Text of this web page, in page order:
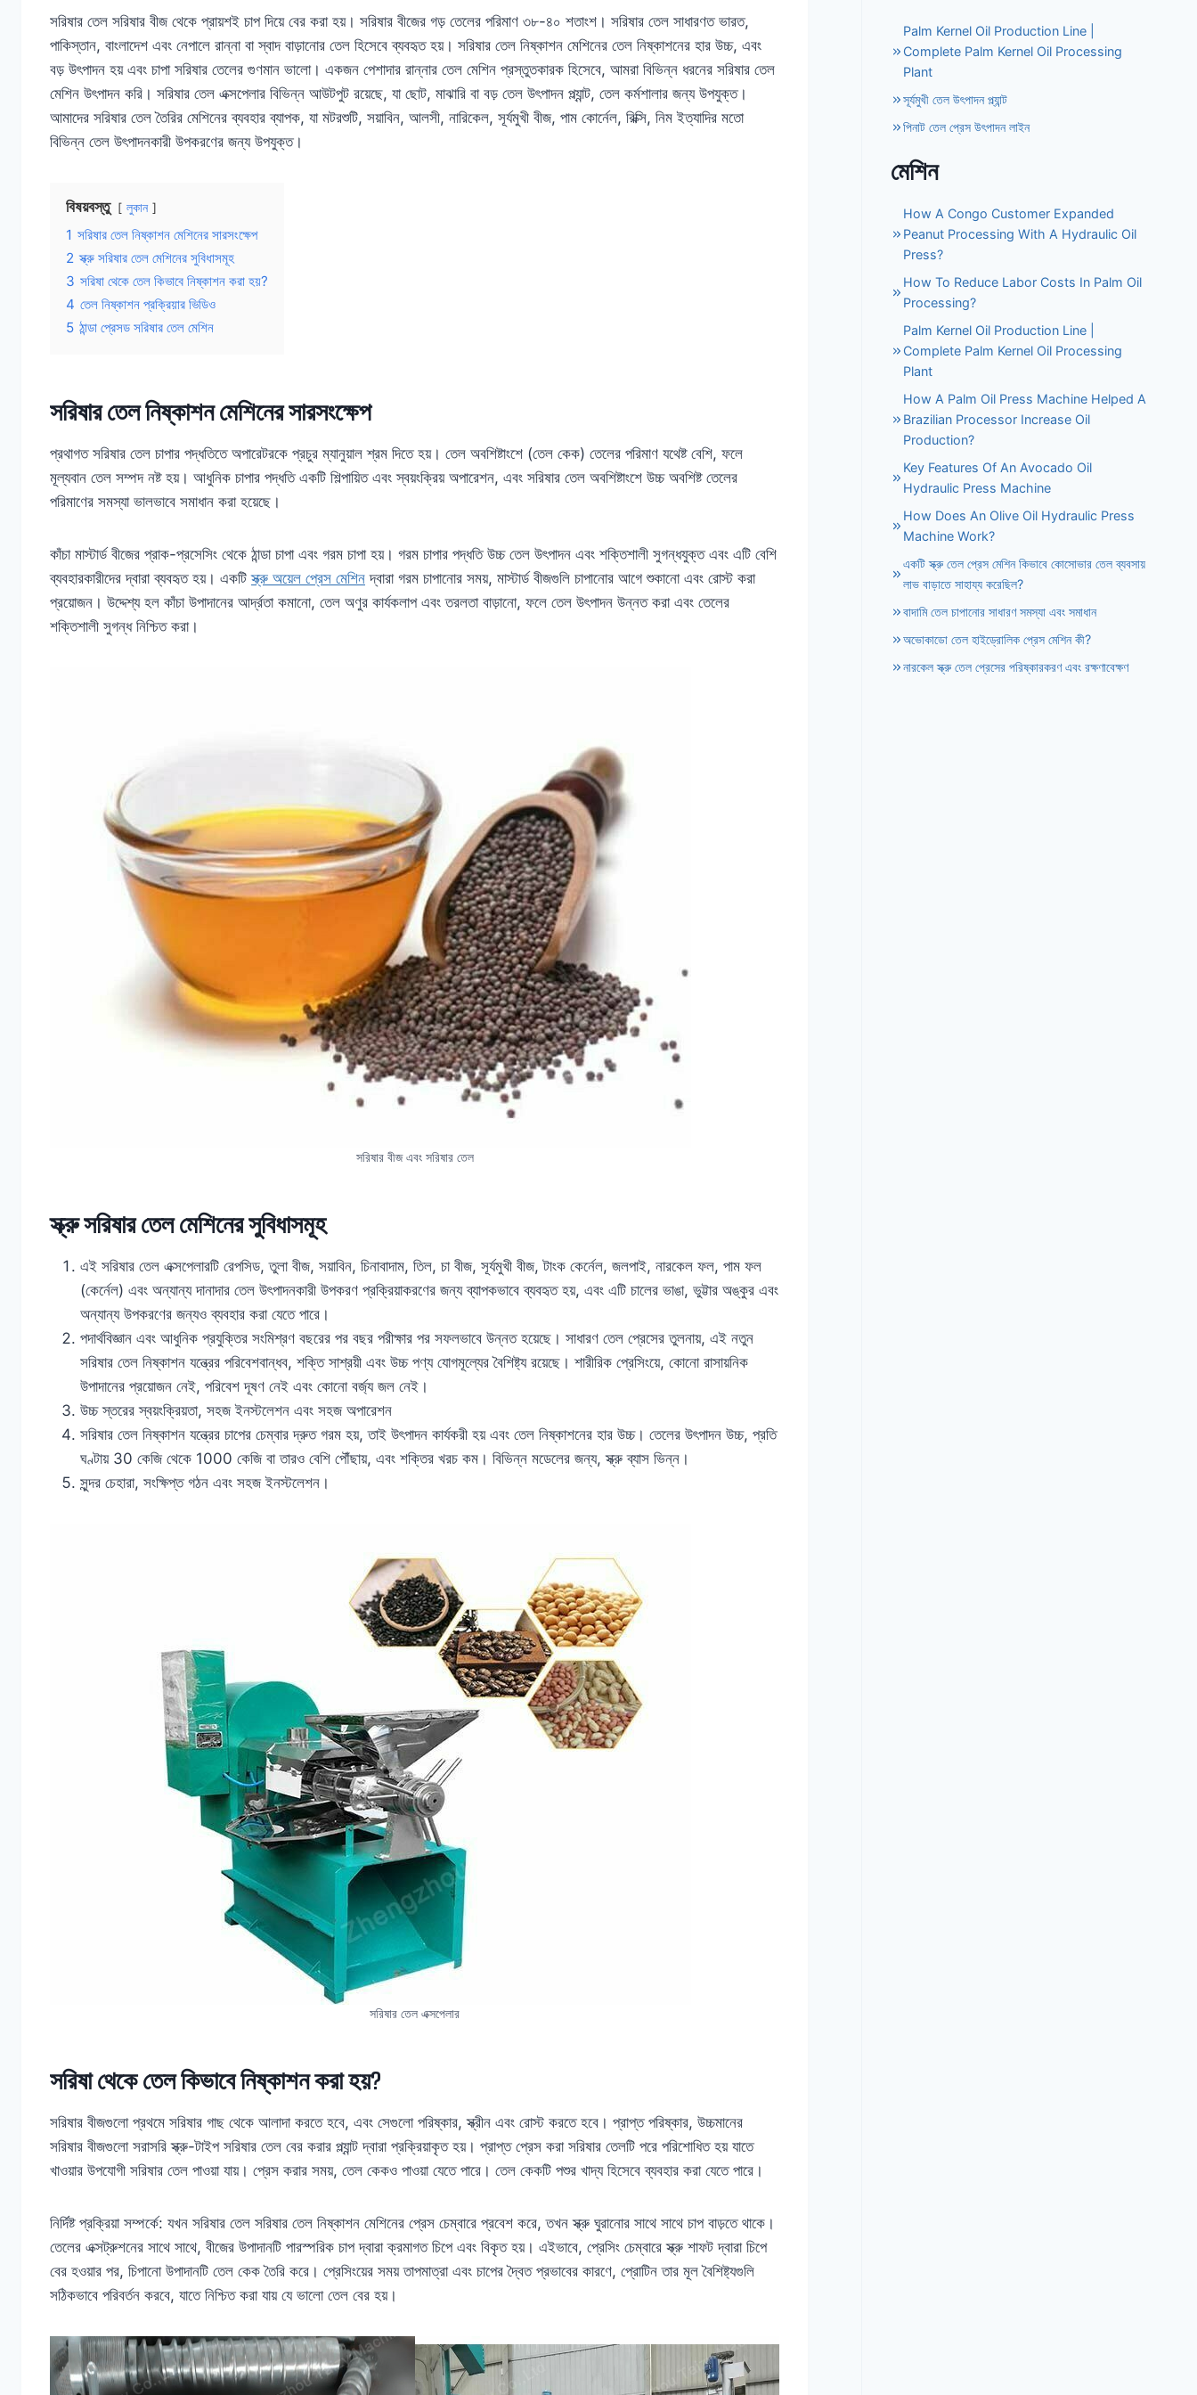
সরিষার তেল সরিষার বীজ থেকে প্রায়শই চাপ দিয়ে বের করা হয়। সরিষার বীজের গড় তেলের পরিমাণ ৩৮-৪০ শতাংশ। সরিষার তেল সাধারণত ভারত,
পাকিস্তান, বাংলাদেশ এবং নেপালে রান্না বা স্বাদ বাড়ানোর তেল হিসেবে ব্যবহৃত হয়। সরিষার তেল নিষ্কাশন মেশিনের তেল নিষ্কাশনের হার উচ্চ, এবং
বড় উৎপাদন হয় এবং চাপা সরিষার তেলের গুণমান ভালো। একজন পেশাদার রান্নার তেল মেশিন প্রস্তুতকারক হিসেবে, আমরা বিভিন্ন ধরনের সরিষার তেল
মেশিন উৎপাদন করি। সরিষার তেল এক্সপেলার বিভিন্ন আউটপুট রয়েছে, যা ছোট, মাঝারি বা বড় তেল উৎপাদন প্ল্যান্ট, তেল কর্মশালার জন্য উপযুক্ত।
আমাদের সরিষার তেল তৈরির মেশিনের ব্যবহার ব্যাপক, যা মটরশুটি, সয়াবিন, আলসী, নারিকেল, সূর্যমুখী বীজ, পাম কোর্নেল, রিক্সি, নিম ইত্যাদির মতো
বিভিন্ন তেল উৎপাদনকারী উপকরণের জন্য উপযুক্ত।
বিষয়বস্তু লুকান
1 সরিষার তেল নিষ্কাশন মেশিনের সারসংক্ষেপ
2 স্ক্রু সরিষার তেল মেশিনের সুবিধাসমূহ
3 সরিষা থেকে তেল কিভাবে নিষ্কাশন করা হয়?
4 তেল নিষ্কাশন প্রক্রিয়ার ভিডিও
5 ঠান্ডা প্রেসড সরিষার তেল মেশিন
সরিষার তেল নিষ্কাশন মেশিনের সারসংক্ষেপ
প্রথাগত সরিষার তেল চাপার পদ্ধতিতে অপারেটরকে প্রচুর ম্যানুয়াল শ্রম দিতে হয়। তেল অবশিষ্টাংশে (তেল কেক) তেলের পরিমাণ যথেষ্ট বেশি, ফলে
মূল্যবান তেল সম্পদ নষ্ট হয়। আধুনিক চাপার পদ্ধতি একটি শিল্পায়িত এবং স্বয়ংক্রিয় অপারেশন, এবং সরিষার তেল অবশিষ্টাংশে উচ্চ অবশিষ্ট তেলের
পরিমাণের সমস্যা ভালভাবে সমাধান করা হয়েছে।
কাঁচা মাস্টার্ড বীজের প্রাক-প্রসেসিং থেকে ঠান্ডা চাপা এবং গরম চাপা হয়। গরম চাপার পদ্ধতি উচ্চ তেল উৎপাদন এবং শক্তিশালী সুগন্ধযুক্ত এবং এটি বেশি
ব্যবহারকারীদের দ্বারা ব্যবহৃত হয়। একটিস্ক্রু অয়েল প্রেস মেশিন দ্বারা গরম চাপানোর সময়, মাস্টার্ড বীজগুলি চাপানোর আগে শুকানো এবং রোস্ট করা
প্রয়োজন। উদ্দেশ্য হল কাঁচা উপাদানের আর্দ্রতা কমানো, তেল অণুর কার্যকলাপ এবং তরলতা বাড়ানো, ফলে তেল উৎপাদন উন্নত করা এবং তেলের
শক্তিশালী সুগন্ধ নিশ্চিত করা।
সরিষার বীজ এবং সরিষার তেল
স্ক্রু সরিষার তেল মেশিনের সুবিধাসমূহ
এই সরিষার তেল এক্সপেলারটি রেপসিড, তুলা বীজ, সয়াবিন, চিনাবাদাম, তিল, চা বীজ, সূর্যমুখী বীজ, টাংক কের্নেল, জলপাই, নারকেল ফল, পাম ফল
(কের্নেল) এবং অন্যান্য দানাদার তেল উৎপাদনকারী উপকরণ প্রক্রিয়াকরণের জন্য ব্যাপকভাবে ব্যবহৃত হয়, এবং এটি চালের ভাঙা, ভুট্টার অঙ্কুর এবং
অন্যান্য উপকরণের জন্যও ব্যবহার করা যেতে পারে।
পদার্থবিজ্ঞান এবং আধুনিক প্রযুক্তির সংমিশ্রণ বছরের পর বছর পরীক্ষার পর সফলভাবে উন্নত হয়েছে। সাধারণ তেল প্রেসের তুলনায়, এই নতুন
সরিষার তেল নিষ্কাশন যন্ত্রের পরিবেশবান্ধব, শক্তি সাশ্রয়ী এবং উচ্চ পণ্য যোগমূল্যের বৈশিষ্ট্য রয়েছে। শারীরিক প্রেসিংয়ে, কোনো রাসায়নিক
উপাদানের প্রয়োজন নেই, পরিবেশ দূষণ নেই এবং কোনো বর্জ্য জল নেই।
উচ্চ স্তরের স্বয়ংক্রিয়তা, সহজ ইনস্টলেশন এবং সহজ অপারেশন
সরিষার তেল নিষ্কাশন যন্ত্রের চাপের চেম্বার দ্রুত গরম হয়, তাই উৎপাদন কার্যকরী হয় এবং তেল নিষ্কাশনের হার উচ্চ। তেলের উৎপাদন উচ্চ, প্রতি
ঘণ্টায় 30 কেজি থেকে 1000 কেজি বা তারও বেশি পৌঁছায়, এবং শক্তির খরচ কম। বিভিন্ন মডেলের জন্য, স্ক্রু ব্যাস ভিন্ন।
সুন্দর চেহারা, সংক্ষিপ্ত গঠন এবং সহজ ইনস্টলেশন।
সরিষার তেল এক্সপেলার
সরিষা থেকে তেল কিভাবে নিষ্কাশন করা হয়?
সরিষার বীজগুলো প্রথমে সরিষার গাছ থেকে আলাদা করতে হবে, এবং সেগুলো পরিষ্কার, স্ক্রীন এবং রোস্ট করতে হবে। প্রাপ্ত পরিষ্কার, উচ্চমানের
সরিষার বীজগুলো সরাসরি স্ক্রু-টাইপ সরিষার তেল বের করার প্ল্যান্ট দ্বারা প্রক্রিয়াকৃত হয়। প্রাপ্ত প্রেস করা সরিষার তেলটি পরে পরিশোধিত হয় যাতে
খাওয়ার উপযোগী সরিষার তেল পাওয়া যায়। প্রেস করার সময়, তেল কেকও পাওয়া যেতে পারে। তেল কেকটি পশুর খাদ্য হিসেবে ব্যবহার করা যেতে পারে।
নির্দিষ্ট প্রক্রিয়া সম্পর্কে: যখন সরিষার তেল সরিষার তেল নিষ্কাশন মেশিনের প্রেস চেম্বারে প্রবেশ করে, তখন স্ক্রু ঘুরানোর সাথে সাথে চাপ বাড়তে থাকে।
তেলের এক্সট্রুশনের সাথে সাথে, বীজের উপাদানটি পারস্পরিক চাপ দ্বারা ক্রমাগত চিপে এবং বিকৃত হয়। এইভাবে, প্রেসিং চেম্বারে স্ক্রু শাফট দ্বারা চিপে
বের হওয়ার পর, চিপানো উপাদানটি তেল কেক তৈরি করে। প্রেসিংয়ের সময় তাপমাত্রা এবং চাপের দ্বৈত প্রভাবের কারণে, প্রোটিন তার মূল বৈশিষ্ট্যগুলি
সঠিকভাবে পরিবর্তন করবে, যাতে নিশ্চিত করা যায় যে ভালো তেল বের হয়।
Palm Kernel Oil Production Line |
Complete Palm Kernel Oil Processing
Plant
সূর্যমুখী তেল উৎপাদন প্ল্যান্ট
পিনাট তেল প্রেস উৎপাদন লাইন
মেশিন
How A Congo Customer Expanded
Peanut Processing With A Hydraulic Oil
Press?
How To Reduce Labor Costs In Palm Oil
Processing?
Palm Kernel Oil Production Line |
Complete Palm Kernel Oil Processing
Plant
How A Palm Oil Press Machine Helped A
Brazilian Processor Increase Oil
Production?
Key Features Of An Avocado Oil
Hydraulic Press Machine
How Does An Olive Oil Hydraulic Press
Machine Work?
একটি স্ক্রু তেল প্রেস মেশিন কিভাবে কোসোভার তেল ব্যবসায়
লাভ বাড়াতে সাহায্য করেছিল?
বাদামি তেল চাপানোর সাধারণ সমস্যা এবং সমাধান
অভোকাডো তেল হাইড্রোলিক প্রেস মেশিন কী?
নারকেল স্ক্রু তেল প্রেসের পরিষ্কারকরণ এবং রক্ষণাবেক্ষণ